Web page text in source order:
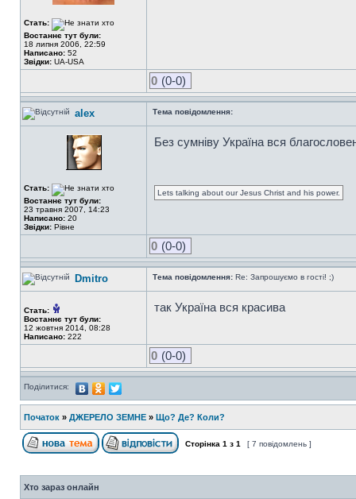
Стать:
Востаннє тут були:
18 липня 2006, 22:59
Написано: 52
Звідки: UA-USA
0 (0-0)
alex Тема повідомлення:
Стать:
Востаннє тут були:
23 травня 2007, 14:23
Написано: 20
Звідки: Рівне
Без сумніву Україна вся
Lets talking about our Jesus Christ and his power.
0 (0-0)
Dmitro Тема повідомлення: Re: Запрошуємо в гості! ;)
Стать:
Востаннє тут були:
12 жовтня 2014, 08:28
Написано: 222
так Україна вся красива
0 (0-0)
Поділитися:
Початок » ДЖЕРЕЛО ЗЕМНЕ » Що? Де? Коли?
Сторінка 1 з 1 [ 7 повідомлень ]
Хто зараз онлайн